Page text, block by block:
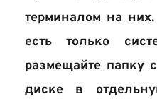
терминалом на
есть только
размещайте папку
диске в